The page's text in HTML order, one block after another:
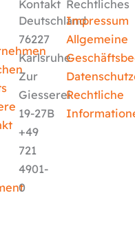
Kontakt
Deutschland
76227
Karlsruhe
Zur
Giesserei
19-27B
+49
721
4901-
0
Rechtliches
Impressum
Allgemeine
Rechtliche